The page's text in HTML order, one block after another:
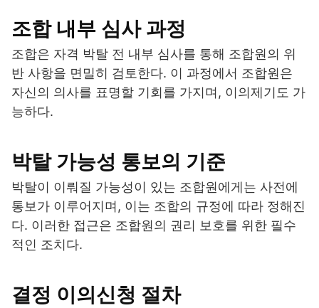
조합 내부 심사 과정
조합은 자격 박탈 전 내부 심사를 통해 조합원의 위
반 사항을 면밀히 검토한다. 이 과정에서 조합원은
자신의 의사를 표명할 기회를 가지며, 이의제기도 가
능하다.
박탈 가능성 통보의 기준
박탈이 이뤄질 가능성이 있는 조합원에게는 사전에
통보가 이루어지며, 이는 조합의 규정에 따라 정해진
다. 이러한 접근은 조합원의 권리 보호를 위한 필수
적인 조치다.
결정 이의신청 절차